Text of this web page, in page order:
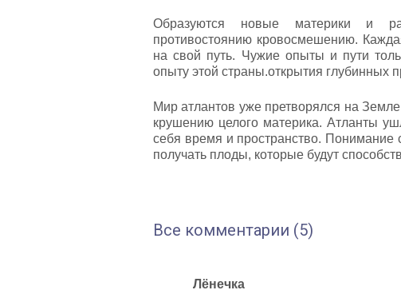
Образуются новые материки и
противостоянию кровосмешению.
на свой путь. Чужие опыты и пути
опыту этой страны.открытия глубинных
Мир атлантов уже претворялся на
крушению целого материка. Атланты
себя время и пространство. Понимание
получать плоды, которые будут
Все комментарии (5)
Лёнечка